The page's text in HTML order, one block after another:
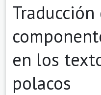
en los
polacos